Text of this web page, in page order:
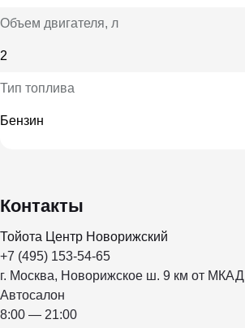
Объем двигателя, л
2
Тип топлива
Бензин
Контакты
Тойота Центр Новорижский
+7 (495) 153-54-65
г. Москва, Новорижское ш. 9 км от МКАД
Автосалон
8:00 — 21:00